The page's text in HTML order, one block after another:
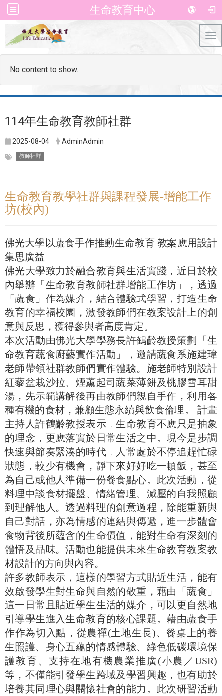
生命教育中心
No content to show.
114年生命教育教師社群
2025-08-04 AdminAdmin
教師社群
生命教育教學社群與課程發展-增能工作
坊(校內)
佛光大學以蔬食手作推動生命教育 教案應用設計
集思廣益
佛光大學致力於融合教育與生活實踐，近日於校
內舉辦「生命教育教師社群增能工作坊」，透過
「蔬食」作為媒介，結合體驗式學習，打造生命
教育的幸福校園，激發教師們在教案設計上的創
意與反思，獲得參與者高度肯定。
本次活動由佛光大學學務長許鶴齡教授策劃「生
命教育蔬食廚藝實作活動」，邀請蔬食系施建瑋
老師帶領社群教師們實作體驗。施老師特別設計
紅藜盆栽沙拉、煙薰起司蔬菜薄餅及桃膠雪耳甜
湯，先示範講解後再由教師們親自手作，利用各
種有機的食材，兼顧生態永續與飲食倫理。 計畫
主持人許鶴齡教授表示，生命教育不應只是抽象
的理念，更應落實於日常生活之中。現今是步調
快速與節奏緊湊的時代，人常處於不停追趕忙碌
狀態，較少有機會，靜下來好好吃一頓飯，甚至
為自己或他人準備一份餐食點心。此次活動，從
料理中談食材擺盤、情緒管理、減壓的自我照顧
到理解他人。透過料理的創意過程，除能重新與
自己對話，亦為情感的連結與傳遞，進一步體會
食物背後所蘊含的生命價值，能對生命有深刻的
體悟及品味。活動也能提供未來生命教育教案教
材設計的方向與內容。
許多教師表示，這樣的學習方式貼近生活，能有
效啟發學生對生命與自然的敬重，藉由「蔬食」
這一日常且貼近學生生活的媒介，可以更自然地
引導學生進入生命教育的核心課題。藉由蔬食手
作作為切入點，從農禪(土地生長)、餐桌上的養
生照護、身心五蘊的情感體驗、綠色低碳環境保
護教育、支持在地有機農業推廣(小農／USR)
等，不僅能引發學生跨域及學習興趣，也有助於
培養其同理心與關懷社會的能力。此次研習活動